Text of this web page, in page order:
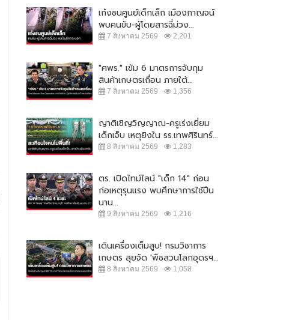
ศึก ปชป.-ภูมิใจไทย ยังไม่จบ !! ซัดกัน
นัวปม ร่าง พรบ.กัญชา
"จตุพร" ปลุกมวลชน ออกมาชุมนุม
ใหญ่ 23 ส.ค. เคานต์ดาวน์ ไล่...
เก๋งชนศูนย์เด็กเล็ก เมืองกาญจน์
พบคนขับ-ผู้โดยสารฉี่ม่วง...
7 สิงหาคม 2569 2,201
"ศพร." เข้ม 6 มาตรการจับกุม
สินค้าเกษตรเถื่อน ภายใต้...
7 สิงหาคม 2569 1,356
ญาติเชิญวิญญาณ-ครูเร่งเยี่ยม
เด็กเจ็บ เหตุยิงใน รร.เทพศิรินทร์...
8 สิงหาคม 2569 1,283
ตร. เปิดไทม์ไลน์ "เด็ก 14" ก่อน
ก่อเหตุรุนแรง พบศึกษาการใช้ปืน
นาน...
9 สิงหาคม 2569 1,216
เดินเครื่องเต็มสูบ! กรมวิชาการ
เกษตร ลุยจัด 'พืชสวนโลกอุดรฯ...
8 สิงหาคม 2569 1,058